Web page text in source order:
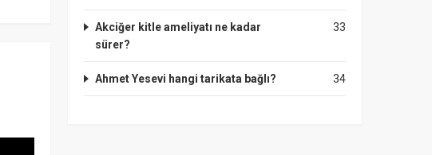
33
Akciğer kitle ameliyatı ne kadar
sürer?
34
Ahmet Yesevi hangi tarikata bağlı?